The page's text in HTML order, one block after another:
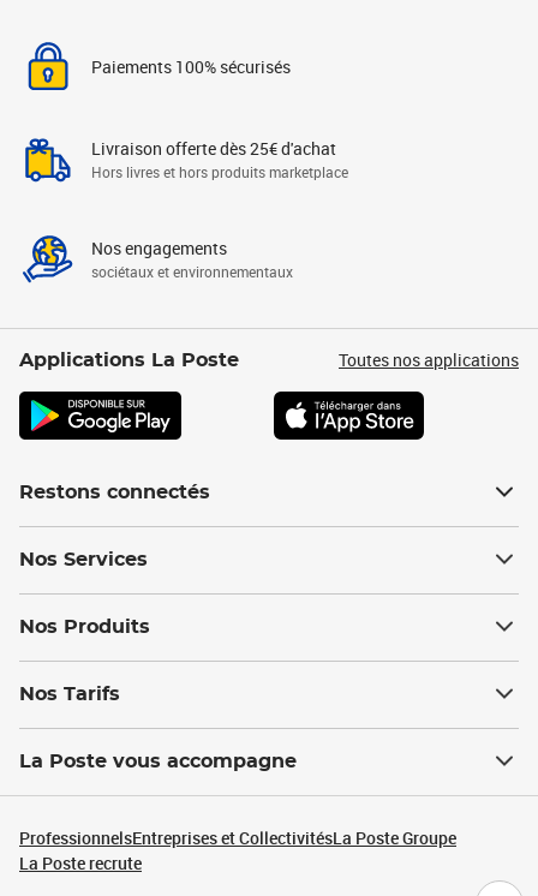
Paiements 100% sécurisés
Livraison offerte dès 25€ d'achat
Hors livres et hors produits marketplace
Nos engagements
sociétaux et environnementaux
Applications La Poste Toutes nos applications
Restons connectés
Nos Services
Nos Produits
Nos Tarifs
La Poste vous accompagne
ProfessionnelsEntreprises et CollectivitésLa Poste Groupe
La Poste recrute